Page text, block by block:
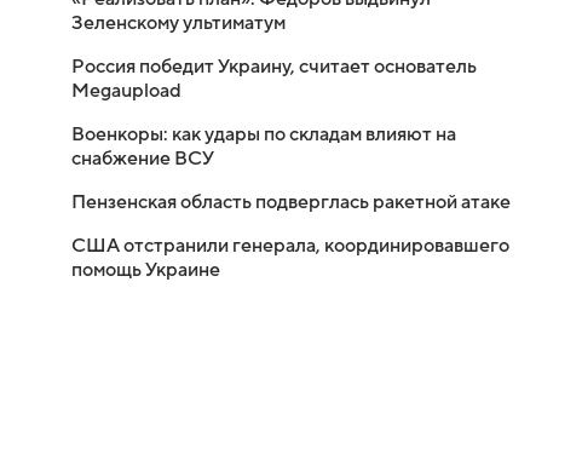
Зеленскому ультиматум
Россия победит Украину, считает основатель
Megaupload
Военкоры: как удары по складам влияют на
снабжение ВСУ
Пензенская область подверглась ракетной атаке
США отстранили генерала, координировавшего
помощь Украине